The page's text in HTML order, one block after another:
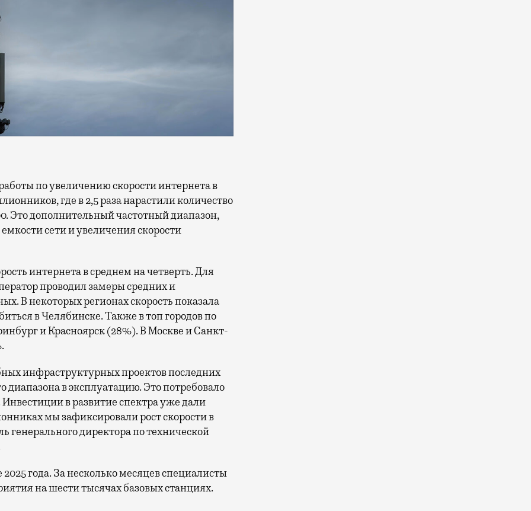
где в 2,5 раза нарастили количество
Это дополнительный частотный диапазон,
сети и увеличения скорости
интернета в среднем на четверть. Для
проводил замеры средних и
В некоторых регионах скорость показала
в Челябинске. Также в топ городов по
и Красноярск (28%). В Москве и Санкт-
инфраструктурных проектов последних
диапазона в эксплуатацию. Это потребовало
в развитие спектра уже дали
мы зафиксировали рост скорости в
генерального директора по технической
года. За несколько месяцев специалисты
на шести тысячах базовых станциях.